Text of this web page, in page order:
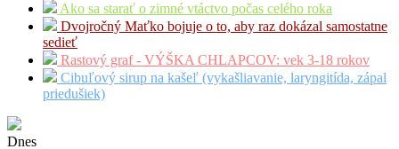
Ako sa starať o zimné vtáctvo počas celého roka
Dvojročný Maťko bojuje o to, aby raz dokázal samostatne
sedieť
Rastový graf - VÝŠKA CHLAPCOV: vek 3-18 rokov
Cibuľový sirup na kašeľ (vykašliavanie, laryngitída, zápal
priedušiek)
Dnes